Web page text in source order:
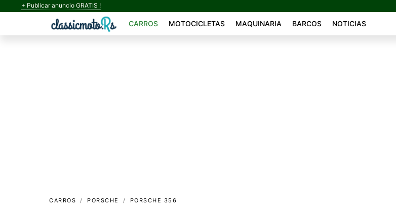
+ Publicar anuncio GRATIS !
CARROS MOTOCICLETAS MAQUINARIA BARCOS NOTICIAS
CARROS PORSCHE PORSCHE 356